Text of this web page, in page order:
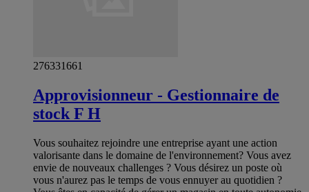
276331661
Approvisionneur - Gestionnaire de
stock F H
Vous souhaitez rejoindre une entreprise ayant une action
valorisante dans le domaine de l'environnement? Vous avez
envie de nouveaux challenges ? Vous désirez un poste où
vous n'aurez pas le temps de vous ennuyer au quotidien ?